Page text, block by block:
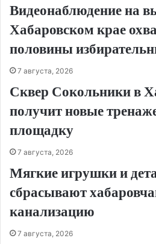
Видеонаблюдение на
Хабаровском крае
половины
7 августа, 2026
Сквер Сокольники в
получит новые
площадку
7 августа, 2026
Мягкие игрушки и
сбрасывают
канализацию
7 августа, 2026